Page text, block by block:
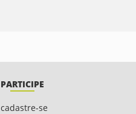
PARTICIPE
cadastre-se